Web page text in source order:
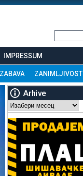
IMPRESSUM
ZABAVA ZANIMLJIVOSTI
Arhive
Arhive